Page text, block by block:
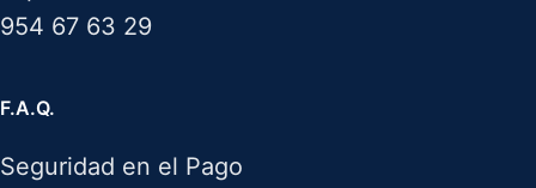
954 67 63 29
F.A.Q.
Seguridad en el Pago